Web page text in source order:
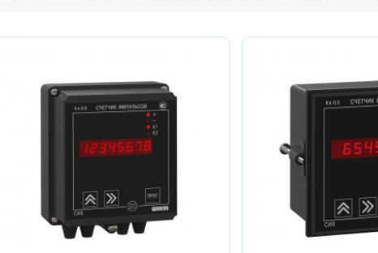
Сохранение результатов счета при отключении питания